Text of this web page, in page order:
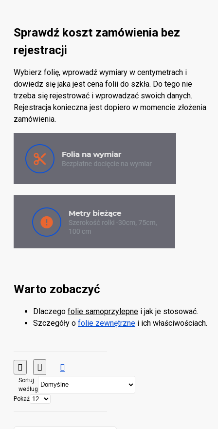
Sprawdź koszt zamówienia bez
rejestracji
Wybierz folię, wprowadź wymiary w centymetrach i
dowiedz się jaka jest cena folii do szkła. Do tego nie
trzeba się rejestrować i wprowadzać swoich danych.
Rejestracja konieczna jest dopiero w momencie złożenia
zamówienia.
Warto zobaczyć
Dlaczego folie samoprzylepne i jak je stosować.
Szczegóły o folie zewnętrzne i ich właściwościach.
Sortuj
według
Pokaż